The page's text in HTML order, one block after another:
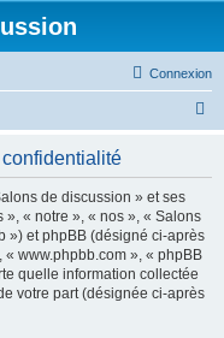
Connexion
de discussion » et ses
« notre », « nos », « Salons
») et phpBB (désigné ci-après
www.phpbb.com », « phpBB
quelle information collectée
votre part (désignée ci-après